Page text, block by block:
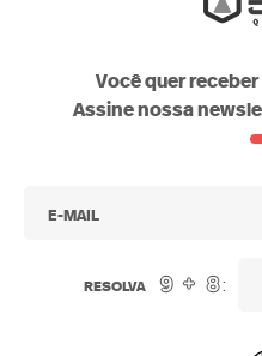
alimentacao
Você quer
Assine nossa
RESOLVA :